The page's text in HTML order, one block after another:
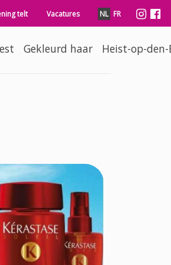
navigation
telt Vacatures NL FR
Gekleurd haar Heist-op-den-